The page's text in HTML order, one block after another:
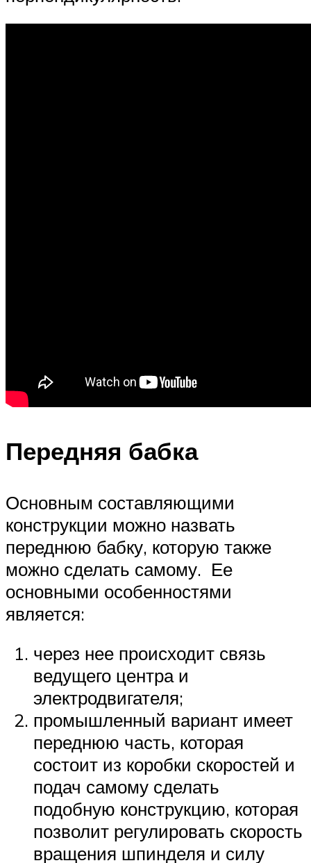
Передняя бабка
Основным составляющими
конструкции можно назвать
переднюю бабку, которую также
можно сделать самому. Ее
основными особенностями
является:
через нее происходит связь
ведущего центра и
электродвигателя;
промышленный вариант имеет
переднюю часть, которая
состоит из коробки скоростей и
подач самому сделать
подобную конструкцию, которая
позволит регулировать скорость
вращения шпинделя и силу